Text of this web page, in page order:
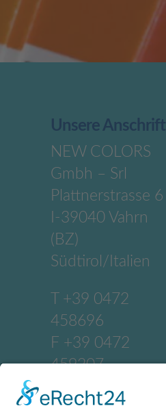
Unsere Anschrift
NEW COLORS
Gmbh – Srl
Plattnerstrasse 6
I-39040 Vahrn
(BZ)
Südtirol/Italien
+39 0472
458696
F +39 0472
459207
M
info@newcolors.b